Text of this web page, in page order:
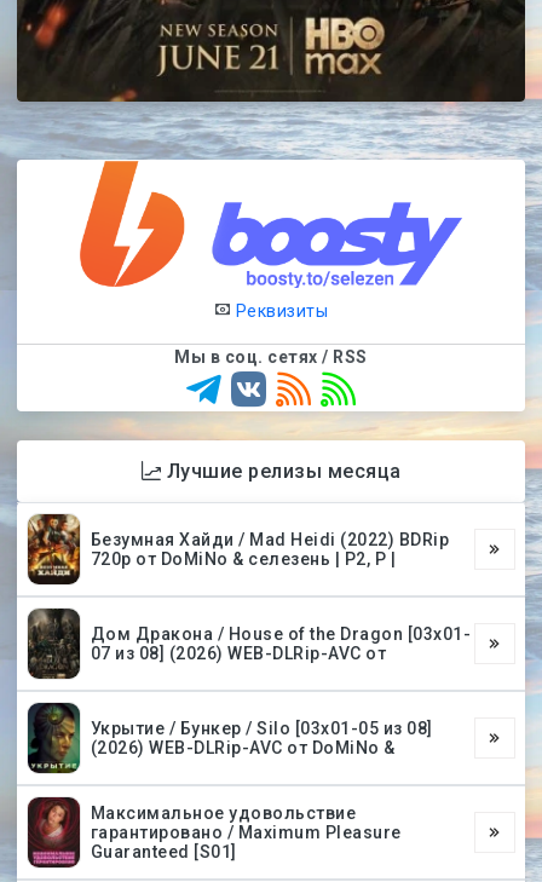
Реквизиты
Мы в соц. сетях / RSS
Лучшие релизы месяца
Безумная Хайди / Mad Heidi (2022) BDRip
720p от DoMiNo & селезень | P2, P |
Дом Дракона / House of the Dragon [03х01-
07 из 08] (2026) WEB-DLRip-AVC от
Укрытие / Бункер / Silo [03х01-05 из 08]
(2026) WEB-DLRip-AVC от DoMiNo &
Максимальное удовольствие
гарантировано / Maximum Pleasure
Guaranteed [S01]